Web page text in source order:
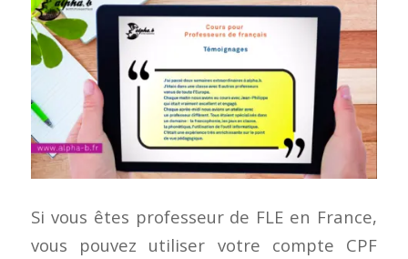
Si vous êtes professeur de FLE en France,
vous pouvez utiliser votre compte CPF